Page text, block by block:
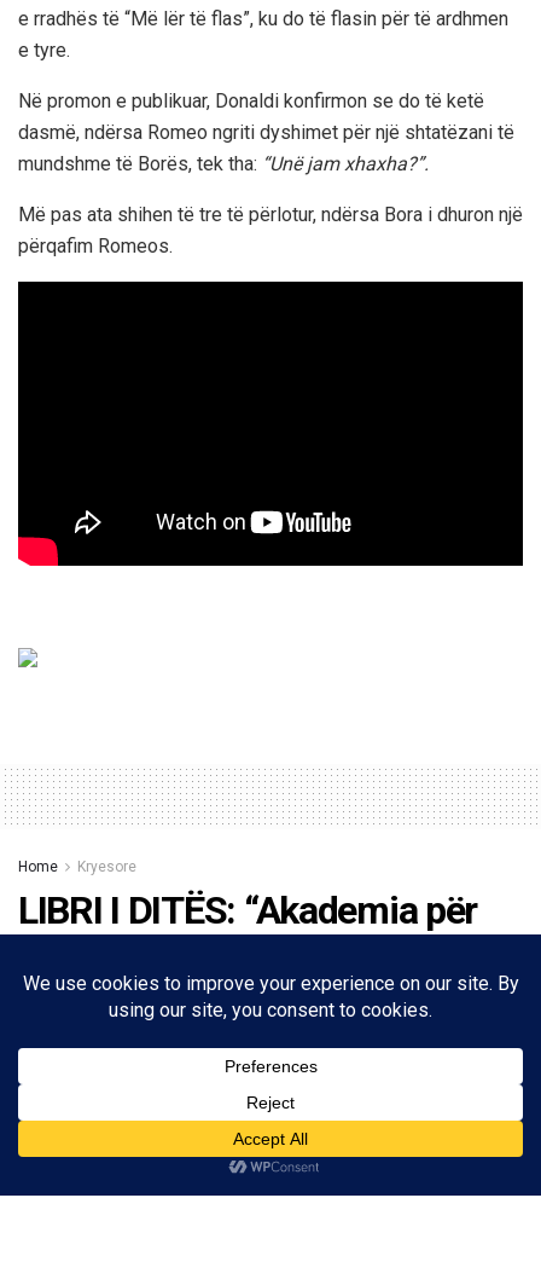
e rradhës të “Më lër të flas”, ku do të flasin për të ardhmen
e tyre.
Në promon e publikuar, Donaldi konfirmon se do të ketë
dasmë, ndërsa Romeo ngriti dyshimet për një shtatëzani të
mundshme të Borës, tek tha: “Unë jam xhaxha?”.
Më pas ata shihen të tre të përlotur, ndërsa Bora i dhuron një
përqafim Romeos.
Home Kryesore
LIBRI I DITËS: “Akademia për
Blumit”, romani fantashkencë
nga Elisa Binda&Mattia P
14/12/2023